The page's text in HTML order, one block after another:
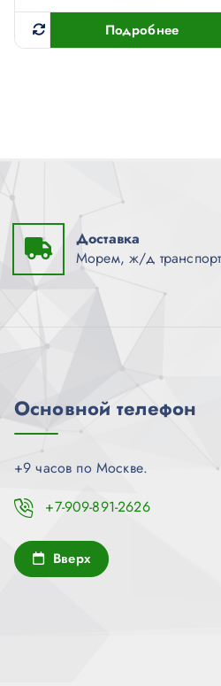
Подробнее
Доставка
Морем, ж/д
Основной телефон
+9 часов по Москве.
+7-909-891-2626
Вверх